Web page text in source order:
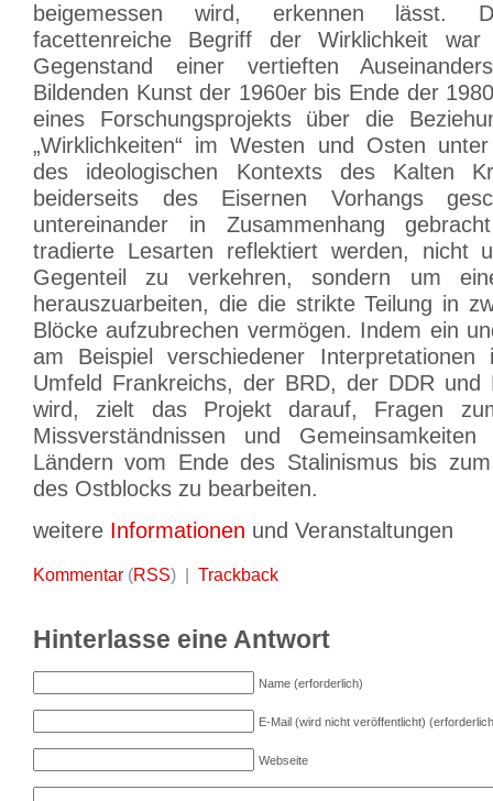
beigemessen wird, erkennen lässt.
facettenreiche Begriff der Wirklichkeit
Gegenstand einer vertieften
Bildenden Kunst der 1960er bis Ende der
eines Forschungsprojekts über die
„Wirklichkeiten“ im Westen und Osten
des ideologischen Kontexts des Kalten
beiderseits des Eisernen Vorhangs
untereinander in Zusammenhang
tradierte Lesarten reflektiert werden, nicht
Gegenteil zu verkehren, sondern um
herauszuarbeiten, die die strikte Teilung in
Blöcke aufzubrechen vermögen. Indem ein
am Beispiel verschiedener Interpretationen
Umfeld Frankreichs, der BRD, der DDR und
wird, zielt das Projekt darauf, Fragen
Missverständnissen und
Ländern vom Ende des Stalinismus bis
des Ostblocks zu bearbeiten.
weitere Informationen und Veranstaltungen
Kommentar (RSS) | Trackback
Hinterlasse eine Antwort
Name (erforderlich)
E-Mail (wird nicht veröffentlicht)
Webseite